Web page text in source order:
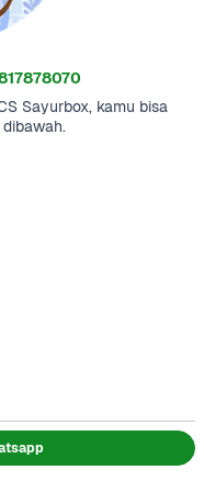
Sayurbox, kamu bisa